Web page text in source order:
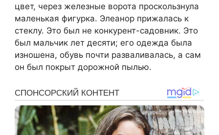
цвет, через железные ворота проскользнула
маленькая фигурка. Элеанор прижалась к
стеклу. Это был не конкурент-садовник. Это
был мальчик лет десяти; его одежда была
изношена, обувь почти разваливалась, а сам
он был покрыт дорожной пылью.